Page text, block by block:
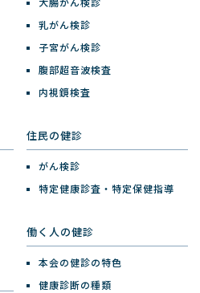
大腸がん検診
乳がん検診
子宮がん検診
腹部超音波検査
内視鏡検査
住民の健診
がん検診
特定健康診査・特定保健指導
働く人の健診
本会の健診の特色
健康診断の種類